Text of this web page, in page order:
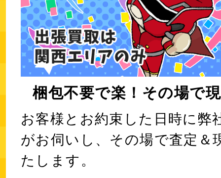
梱包不要で楽！その場で
お客様とお約束した日時に弊
がお伺いし、その場で査定＆
たします。